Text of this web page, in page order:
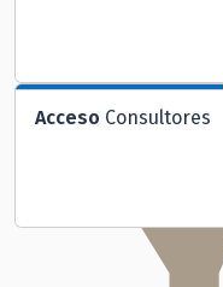
Acceso Consultores